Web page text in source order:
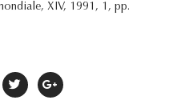
XIV, 1991, 1, pp.